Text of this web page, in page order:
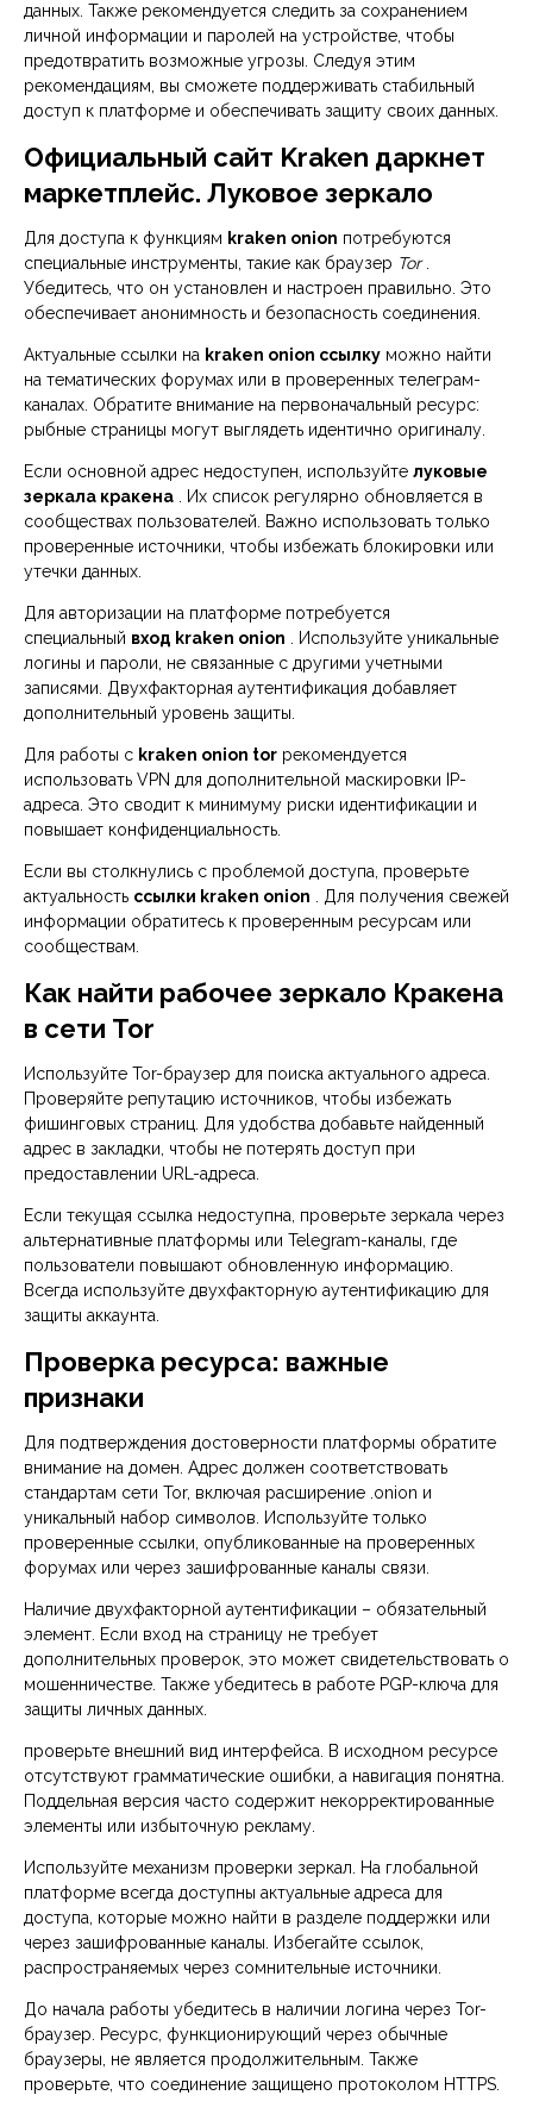
данных. Также рекомендуется следить за сохранением
личной информации и паролей на устройстве, чтобы
предотвратить возможные угрозы. Следуя этим
рекомендациям, вы сможете поддерживать стабильный
доступ к платформе и обеспечивать защиту своих данных.
Официальный сайт Kraken даркнет
маркетплейс. Луковое зеркало
Для доступа к функциям kraken onion потребуются
специальные инструменты, такие как браузер Tor.
Убедитесь, что он установлен и настроен правильно. Это
обеспечивает анонимность и безопасность соединения.
Актуальные ссылки на kraken onion ссылку можно найти
на тематических форумах или в проверенных телеграм-
каналах. Обратите внимание на первоначальный ресурс:
рыбные страницы могут выглядеть идентично оригиналу.
Если основной адрес недоступен, используйте луковые
зеркала кракена . Их список регулярно обновляется в
сообществах пользователей. Важно использовать только
проверенные источники, чтобы избежать блокировки или
утечки данных.
Для авторизации на платформе потребуется
специальный вход kraken onion . Используйте уникальные
логины и пароли, не связанные с другими учетными
записями. Двухфакторная аутентификация добавляет
дополнительный уровень защиты.
Для работы с kraken onion tor рекомендуется
использовать VPN для дополнительной маскировки IP-
адреса. Это сводит к минимуму риски идентификации и
повышает конфиденциальность.
Если вы столкнулись с проблемой доступа, проверьте
актуальность ссылки kraken onion . Для получения свежей
информации обратитесь к проверенным ресурсам или
сообществам.
Как найти рабочее зеркало Кракена
в сети Tor
Используйте Tor-браузер для поиска актуального адреса.
Проверяйте репутацию источников, чтобы избежать
фишинговых страниц. Для удобства добавьте найденный
адрес в закладки, чтобы не потерять доступ при
предоставлении URL-адреса.
Если текущая ссылка недоступна, проверьте зеркала через
альтернативные платформы или Telegram-каналы, где
пользователи повышают обновленную информацию.
Всегда используйте двухфакторную аутентификацию для
защиты аккаунта.
Проверка ресурса: важные
признаки
Для подтверждения достоверности платформы обратите
внимание на домен. Адрес должен соответствовать
стандартам сети Tor, включая расширение .onion и
уникальный набор символов. Используйте только
проверенные ссылки, опубликованные на проверенных
форумах или через зашифрованные каналы связи.
Наличие двухфакторной аутентификации – обязательный
элемент. Если вход на страницу не требует
дополнительных проверок, это может свидетельствовать о
мошенничестве. Также убедитесь в работе PGP-ключа для
защиты личных данных.
проверьте внешний вид интерфейса. В исходном ресурсе
отсутствуют грамматические ошибки, а навигация понятна.
Поддельная версия часто содержит некорректированные
элементы или избыточную рекламу.
Используйте механизм проверки зеркал. На глобальной
платформе всегда доступны актуальные адреса для
доступа, которые можно найти в разделе поддержки или
через зашифрованные каналы. Избегайте ссылок,
распространяемых через сомнительные источники.
До начала работы убедитесь в наличии логина через Tor-
браузер. Ресурс, функционирующий через обычные
браузеры, не является продолжительным. Также
проверьте, что соединение защищено протоколом HTTPS.